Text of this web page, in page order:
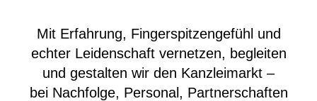
Mit Erfahrung, Fingerspitzengefühl und
echter Leidenschaft vernetzen, begleiten
und gestalten wir den Kanzleimarkt –
bei Nachfolge, Personal, Partnerschaften